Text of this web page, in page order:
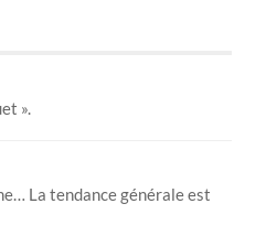
».
La tendance générale est